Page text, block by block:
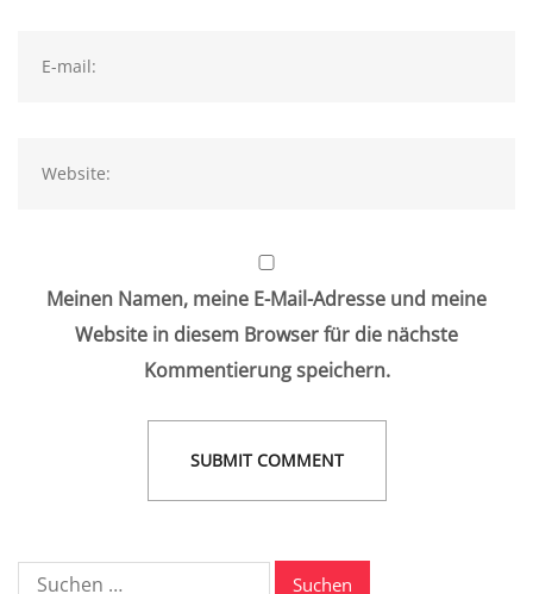
Meinen Namen, meine E-Mail-Adresse und meine
Website in diesem Browser für die nächste
Kommentierung speichern.
Suche